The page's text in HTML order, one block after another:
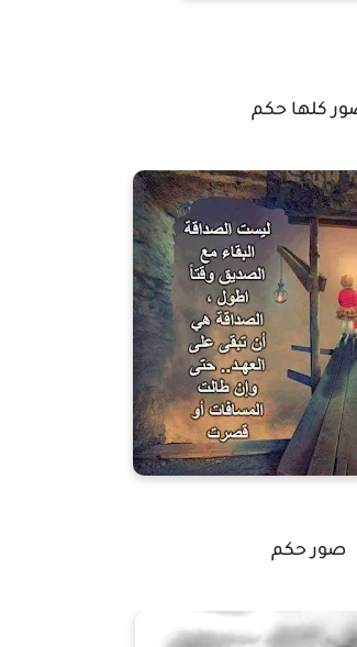
كلها حكم
صور حكم